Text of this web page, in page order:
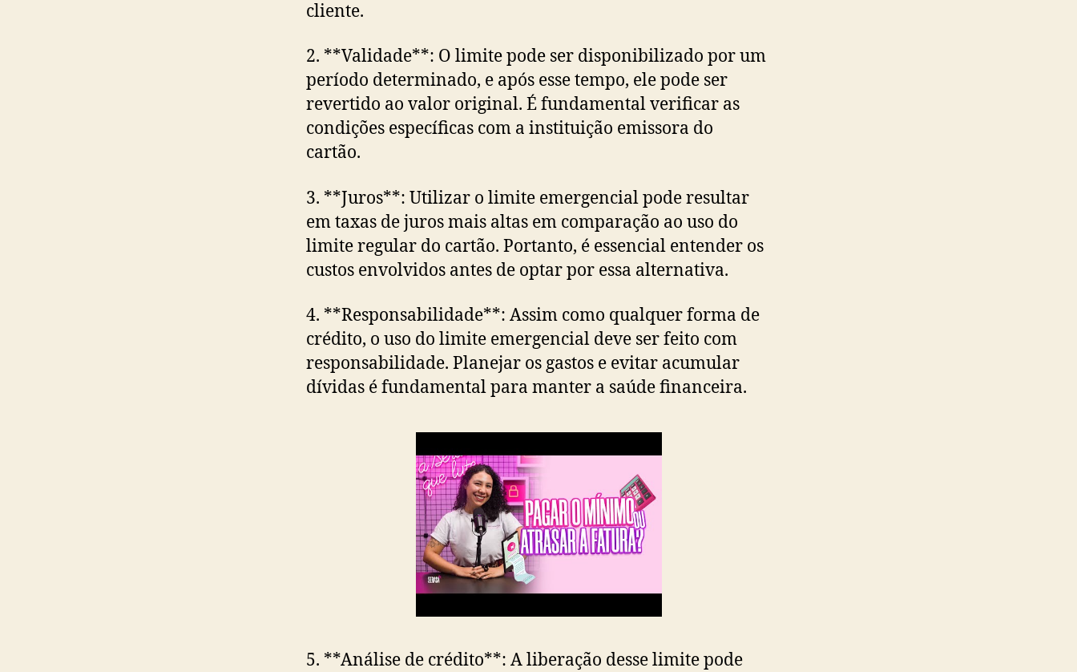
cliente.
2. **Validade**: O limite pode ser disponibilizado por um
período determinado, e após esse tempo, ele pode ser
revertido ao valor original. É fundamental verificar as
condições específicas com a instituição emissora do
cartão.
3. **Juros**: Utilizar o limite emergencial pode resultar
em taxas de juros mais altas em comparação ao uso do
limite regular do cartão. Portanto, é essencial entender os
custos envolvidos antes de optar por essa alternativa.
4. **Responsabilidade**: Assim como qualquer forma de
crédito, o uso do limite emergencial deve ser feito com
responsabilidade. Planejar os gastos e evitar acumular
dívidas é fundamental para manter a saúde financeira.
5. **Análise de crédito**: A liberação desse limite pode